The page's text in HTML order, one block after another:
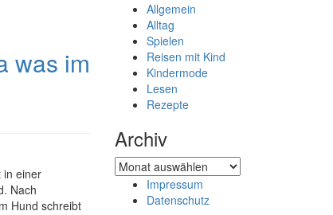
was im
in einer
Nach
Hund schreibt
Allgemein
Alltag
Spielen
Reisen mit Kind
Kindermode
Lesen
Rezepte
Archiv
Archiv
Impressum
Datenschutz